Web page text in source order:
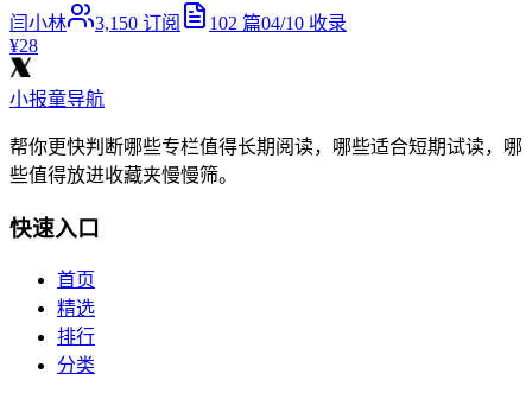
闫小林 3,150 订阅 102 篇04/10 收录
¥28
小报童导航
帮你更快判断哪些专栏值得长期阅读，哪些适合短期试读，哪
些值得放进收藏夹慢慢筛。
快速入口
首页
精选
排行
分类